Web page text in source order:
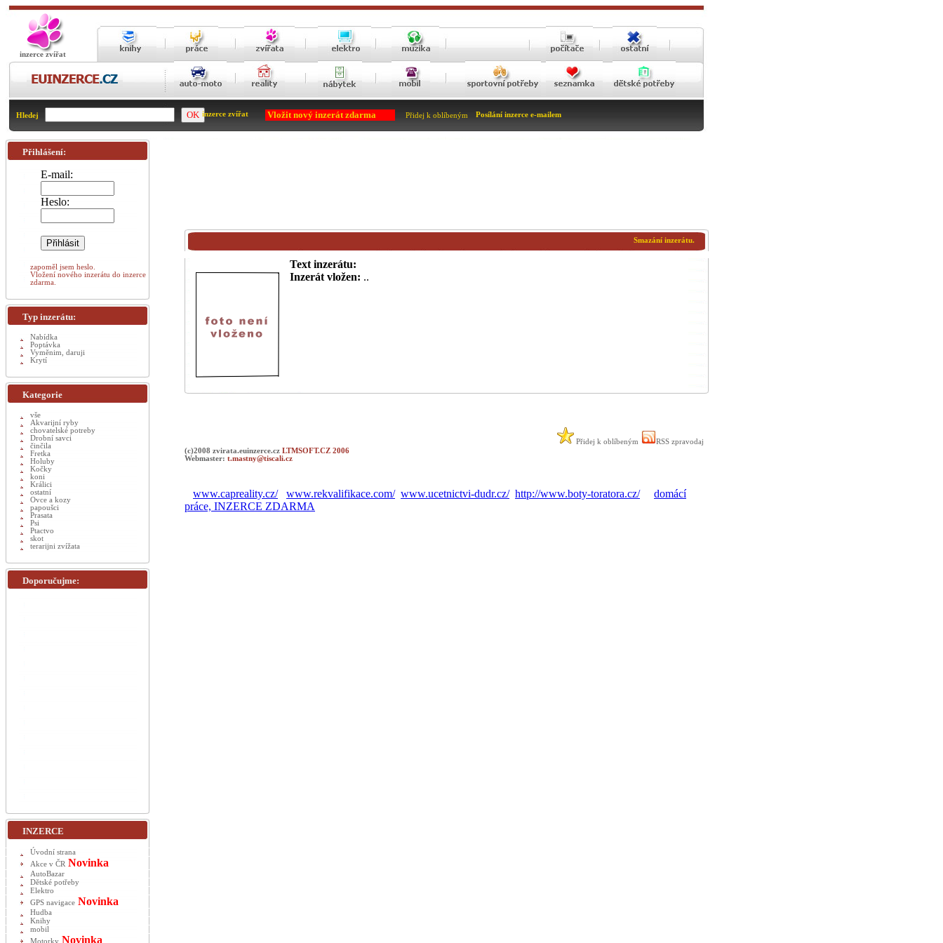
inzerce zvířat
Hledej inzerce zvířat Vložit nový inzerát zdarma Přidej k oblíbeným Posílání inzerce e-mailem
Smazání inzerátu.
Text inzerátu:
Inzerát vložen: ..
Přidej k oblíbeným
RSS zpravodaj
(c)2008 zvirata.euinzerce.cz LTMSOFT.CZ 2006
Webmaster: t.mastny@tiscali.cz
www.capreality.cz/ www.rekvalifikace.com/ www.ucetnictvi-dudr.cz/ http://www.boty-toratora.cz/
domácí
práce, INZERCE ZDARMA
Přihlášení:
E-mail:
Heslo:
zapoměl jsem heslo.
Vložení nového inzerátu do inzerce
zdarma.
Typ inzerátu:
Nabídka
Poptávka
Vyměnim, daruji
Krytí
Kategorie
vše
Akvarijní ryby
chovatelské potreby
Drobní savci
činčila
Fretka
Holuby
Kočky
koni
Králici
ostatní
Ovce a kozy
papoušci
Prasata
Psi
Ptactvo
skot
terarijni zvížata
Doporučujme:
INZERCE
Úvodní strana
Akce v ČR Novinka
AutoBazar
Dětské potřeby
Elektro
GPS navigace Novinka
Hudba
Knihy
mobil
Motorky Novinka